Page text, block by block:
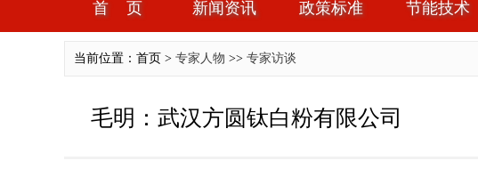
首页 新闻资讯 政策标准 节能技术
当前位置：首页 > 专家人物 >> 专家访谈
毛明：武汉方圆钛白粉有限公司